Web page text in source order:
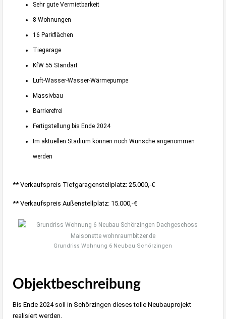
Sehr gute Vermietbarkeit
8 Wohnungen
16 Parkflächen
Tiegarage
KfW 55 Standart
Luft-Wasser-Wasser-Wärmepumpe
Massivbau
Barrierefrei
Fertigstellung bis Ende 2024
Im aktuellen Stadium können noch Wünsche angenommen
werden
** Verkaufspreis Tiefgaragenstellplatz: 25.000,-€
** Verkaufspreis Außenstellplatz: 15.000,-€
Grundriss Wohnung 6 Neubau Schörzingen
Objektbeschreibung
Bis Ende 2024 soll in Schörzingen dieses tolle Neubauprojekt
realisiert werden.